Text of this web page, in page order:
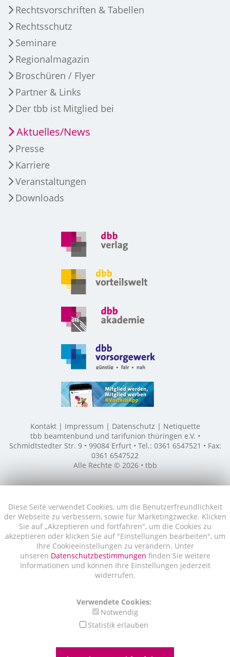
Diese Seite verwendet Cookies, um die Benutzerfreundlichkeit
der Webseite zu verbessern, sowie für Marketingzwecke. Klicken
Sie auf „Akzeptieren und fortfahren", um die Cookies zu
akzeptieren oder klicken Sie auf "Einstellungen bearbeiten", um
Ihre Cookieeinstellungen zu verändern. Unter
unseren Datenschutzbestimmungen finden Sie weitere
Informationen und können Ihre Einstellungen jederzeit
widerrufen.
Verwendete Cookies:
Notwendig
Statistik erlauben
Rechtsvorschriften & Tabellen
Rechtsschutz
Seminare
Regionalmagazin
Broschüren / Flyer
Partner & Links
Der tbb ist Mitglied bei
Aktuelles/News
Presse
Karriere
Veranstaltungen
Downloads
Kontakt Impressum Datenschutz
Netiquette
tbb beamtenbund und tarifunion thüringen e.V. •
Schmidtstedter Str. 9 • 99084 Erfurt • Tel.: 0361 6547521 • Fax:
0361 6547522
Alle Rechte © 2026 • tbb